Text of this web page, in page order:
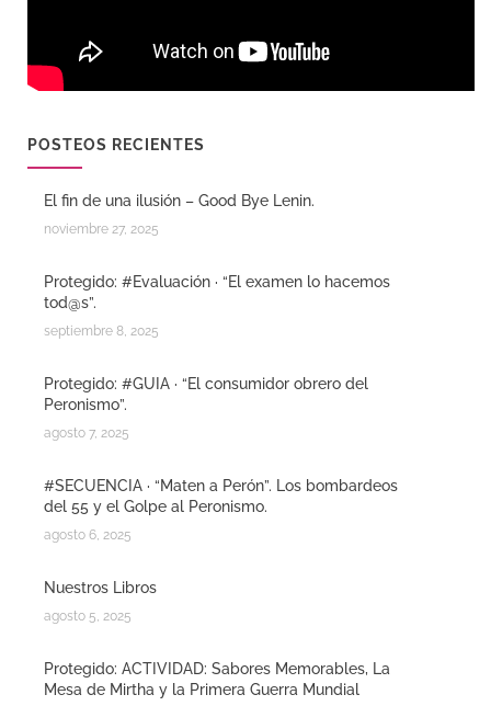
POSTEOS RECIENTES
El fin de una ilusión – Good Bye Lenin.
noviembre 27, 2025
Protegido: #Evaluación · “El examen lo hacemos
tod@s”.
septiembre 8, 2025
Protegido: #GUIA · “El consumidor obrero del
Peronismo”.
agosto 7, 2025
#SECUENCIA · “Maten a Perón”. Los bombardeos
del 55 y el Golpe al Peronismo.
agosto 6, 2025
Nuestros Libros
agosto 5, 2025
Protegido: ACTIVIDAD: Sabores Memorables, La
Mesa de Mirtha y la Primera Guerra Mundial